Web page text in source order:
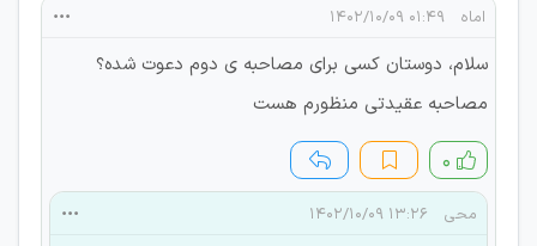
اماه ۰۱:۴۹ ۱۴۰۲/۱۰/۰۹
سلام، دوستان کسی برای مصاحبه ی دوم دعوت شده؟
مصاحبه عقیدتی منظورم هست
۰
محی ۱۳:۲۶ ۱۴۰۲/۱۰/۰۹